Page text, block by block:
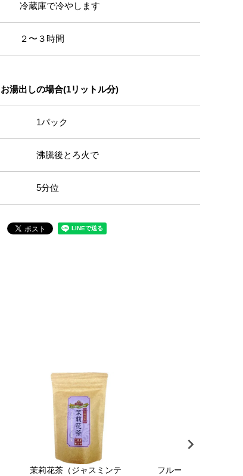
冷蔵庫で冷やします
２〜３時間
お湯出しの場合(1リットル分)
1パック
沸騰後とろ火で
5分位
茉莉花茶（ジャスミンテ
フルーツ麦茶（アップ